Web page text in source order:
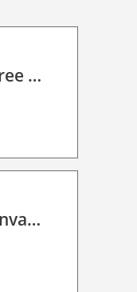
decal PVC Free P BF PE 100 UVP
decal art canvas 370